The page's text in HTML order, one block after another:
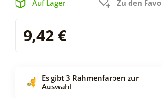
Auf Lager
Zu den
9,42 €
Es gibt 3 Rahmenfarben zur
Auswahl